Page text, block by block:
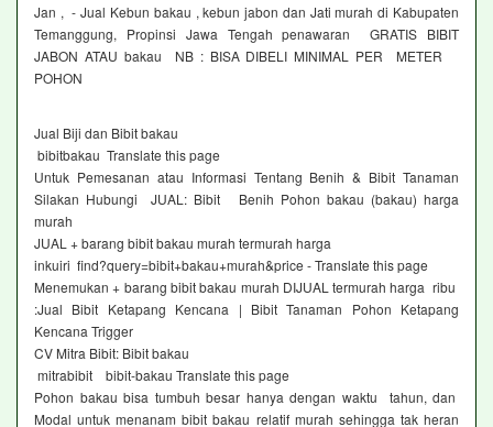
Jan , - Jual Kebun bakau , kebun jabon dan Jati murah di Kabupaten
Temanggung, Propinsi Jawa Tengah penawaran GRATIS BIBIT
JABON ATAU bakau NB : BISA DIBELI MINIMAL PER METER
POHON
Jual Biji dan Bibit bakau
bibitbakau Translate this page
Untuk Pemesanan atau Informasi Tentang Benih & Bibit Tanaman
Silakan Hubungi JUAL: Bibit Benih Pohon bakau (bakau) harga
murah
JUAL + barang bibit bakau murah termurah harga
inkuiri find?query=bibit+bakau+murah&price - Translate this page
Menemukan + barang bibit bakau murah DIJUAL termurah harga ribu
:Jual Bibit Ketapang Kencana | Bibit Tanaman Pohon Ketapang
Kencana Trigger
CV Mitra Bibit: Bibit bakau
mitrabibit bibit-bakau Translate this page
Pohon bakau bisa tumbuh besar hanya dengan waktu tahun, dan
Modal untuk menanam bibit bakau relatif murah sehingga tak heran